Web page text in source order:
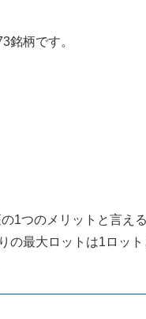
銘柄です。
1つのメリットと言え
の最大ロットは1ロッ